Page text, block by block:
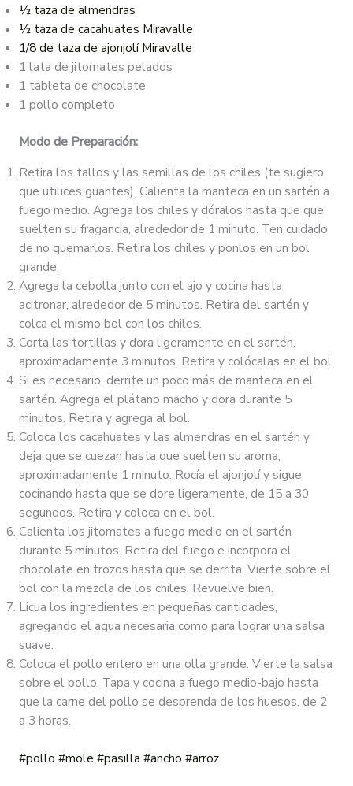
½ taza de almendras
½ taza de cacahuates Miravalle
1/8 de taza de ajonjolí Miravalle
1 lata de jitomates pelados
1 tableta de chocolate
1 pollo completo
Modo de Preparación:
Retira los tallos y las semillas de los chiles (te sugiero
que utilices guantes). Calienta la manteca en un sartén a
fuego medio. Agrega los chiles y dóralos hasta que que
suelten su fragancia, alrededor de 1 minuto. Ten cuidado
de no quemarlos. Retira los chiles y ponlos en un bol
grande.
Agrega la cebolla junto con el ajo y cocina hasta
acitronar, alrededor de 5 minutos. Retira del sartén y
colca el mismo bol con los chiles.
Corta las tortillas y dora ligeramente en el sartén,
aproximadamente 3 minutos. Retira y colócalas en el bol.
Si es necesario, derrite un poco más de manteca en el
sartén. Agrega el plátano macho y dora durante 5
minutos. Retira y agrega al bol.
Coloca los cacahuates y las almendras en el sartén y
deja que se cuezan hasta que suelten su aroma,
aproximadamente 1 minuto. Rocía el ajonjolí y sigue
cocinando hasta que se dore ligeramente, de 15 a 30
segundos. Retira y coloca en el bol.
Calienta los jitomates a fuego medio en el sartén
durante 5 minutos. Retira del fuego e incorpora el
chocolate en trozos hasta que se derrita. Vierte sobre el
bol con la mezcla de los chiles. Revuelve bien.
Licua los ingredientes en pequeñas cantidades,
agregando el agua necesaria como para lograr una salsa
suave.
Coloca el pollo entero en una olla grande. Vierte la salsa
sobre el pollo. Tapa y cocina a fuego medio-bajo hasta
que la carne del pollo se desprenda de los huesos, de 2
a 3 horas.
#pollo #mole #pasilla #ancho #arroz